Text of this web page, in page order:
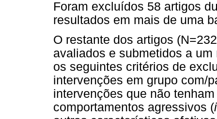
Foram excluídos 58 artigos
resultados em mais de uma
O restante dos artigos
avaliados e submetidos a
os seguintes critérios de
intervenções em grupo com/
intervenções que não
comportamentos agressivos (